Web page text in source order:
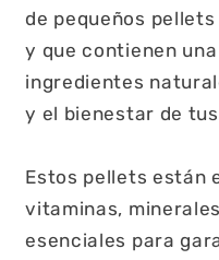
de pequeños
y que contienen
ingredientes
y el bienestar de
Estos pellets están
vitaminas,
esenciales para